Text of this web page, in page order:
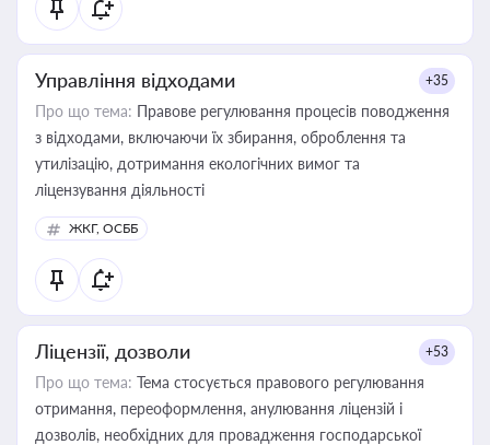
Управління відходами +35
Про що тема: Правове регулювання процесів поводження
з відходами, включаючи їх збирання, оброблення та
утилізацію, дотримання екологічних вимог та
ліцензування діяльності
ЖКГ, ОСББ
Ліцензії, дозволи +53
Про що тема: Тема стосується правового регулювання
отримання, переоформлення, анулювання ліцензій і
дозволів, необхідних для провадження господарської